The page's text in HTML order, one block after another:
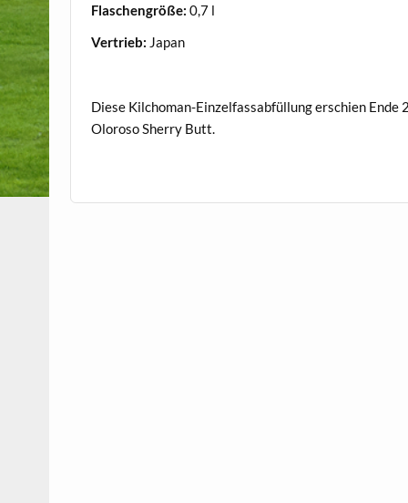
Flaschengröße:0,7 l
Vertrieb: Japan
Diese Kilchoman-Einzelfassabfüllung erschien
Oloroso Sherry Butt.